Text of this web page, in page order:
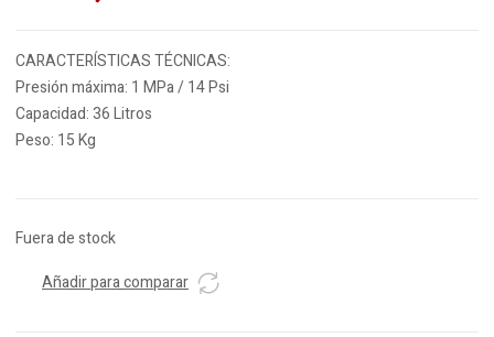
CARACTERÍSTICAS TÉCNICAS:
Presión máxima: 1 MPa / 14 Psi
Capacidad: 36 Litros
Peso: 15 Kg
Fuera de stock
Añadir para comparar